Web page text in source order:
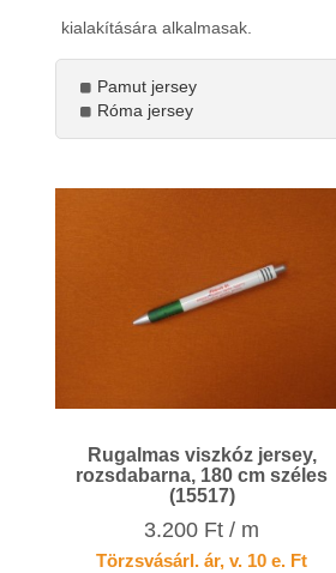
kialakítására alkalmasak.
Pamut jersey
Róma jersey
Rugalmas viszkóz jersey,
rozsdabarna, 180 cm széles
(15517)
3.200 Ft / m
Törzsvásárl. ár, v. 10 e. Ft